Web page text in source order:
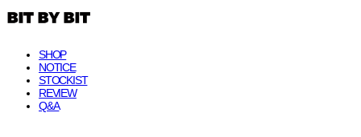
SHOP
NOTICE
STOCKIST
REVIEW
Q&A